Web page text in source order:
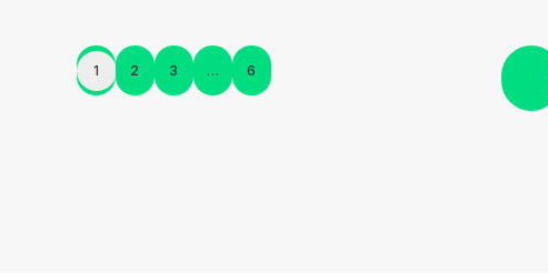
1 2 3 … 6